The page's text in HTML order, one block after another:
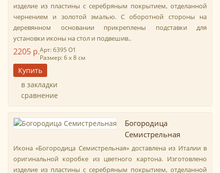
изделие из пластины с серебряным покрытием, отделанной
чернением и золотой эмалью. С оборотной стороны на
деревянном основании прикреплены подставки для
установки иконы на стол и подвешив..
2205 р.Арт: 6395 О1
Размер: 6 х 8 см
в закладки
сравнение
Богородица
Семистрельная
Икона «Богородица Семистрельная» доставлена из Италии в
оригинальной коробке из цветного картона. Изготовлено
изделие из пластины с серебряным покрытием, отделанной